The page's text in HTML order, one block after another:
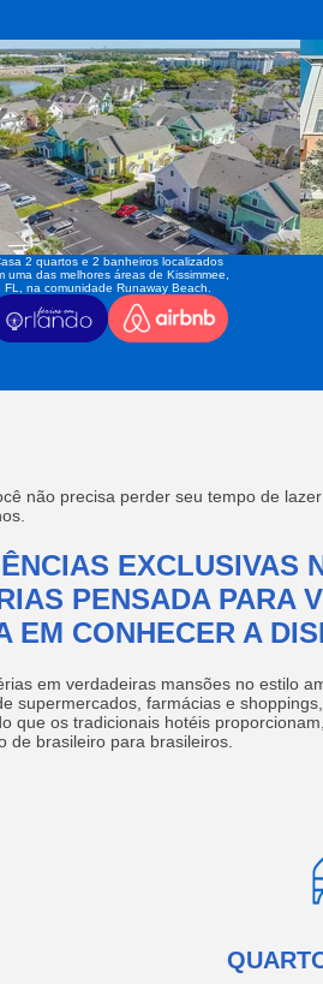
2 quartos e 2 banheiros localizados
uma das melhores áreas de Kissimmee,
FL, na comunidade Runaway Beach.
não precisa perder seu tempo de
EXCLUSIVAS
PENSADA PARA
EM CONHECER A
em verdadeiras mansões no estilo
supermercados, farmácias e
que os tradicionais hotéis
de brasileiro para brasileiros.